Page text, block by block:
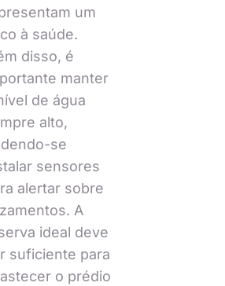
um
à saúde.
disso, é
manter
de água
alto,
se
sensores
alertar sobre
A
ideal deve
suficiente para
o prédio